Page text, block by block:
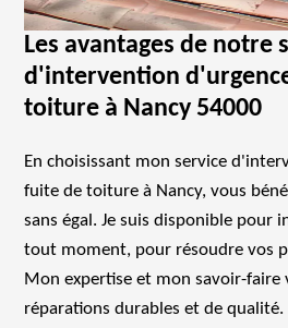
Les avantages de notre
d'intervention
toiture à Nancy 54000
En choisissant mon service
fuite de toiture à Nancy, vous
sans égal. Je suis disponible pour
tout moment, pour résoudre vos
Mon expertise et mon savoir-faire
réparations durables et de qualité.